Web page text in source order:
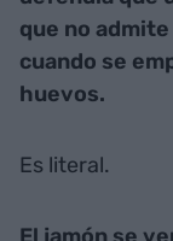
que no
cuando se
huevos.
Es literal.